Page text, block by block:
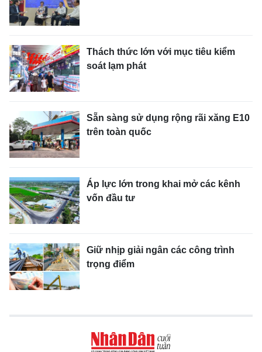
Thách thức lớn với mục tiêu kiểm
soát lạm phát
Sẵn sàng sử dụng rộng rãi xăng E10
trên toàn quốc
Áp lực lớn trong khai mở các kênh
vốn đầu tư
Giữ nhịp giải ngân các công trình
trọng điểm